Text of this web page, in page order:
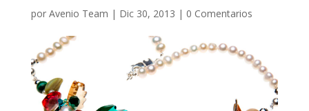
por Avenio Team | Dic 30, 2013 | 0 Comentarios